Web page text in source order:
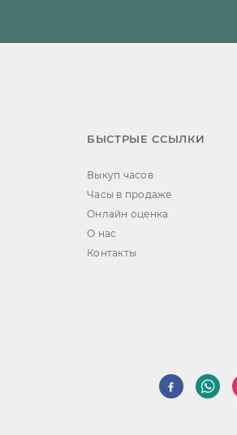
БЫСТРЫЕ ССЫЛКИ
Выкуп часов
Часы в продаже
Онлайн оценка
О нас
Контакты